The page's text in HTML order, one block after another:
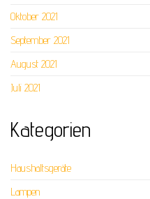
Oktober 2021
September 2021
August 2021
Juli 2021
Kategorien
Haushaltsgeräte
Lampen